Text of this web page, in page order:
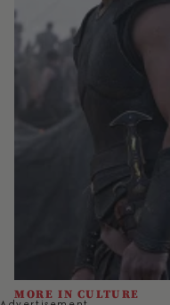
MORE IN CULTURE